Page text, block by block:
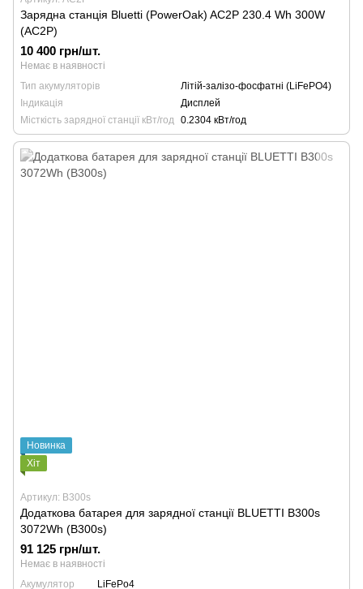
Зарядна станція Bluetti (PowerOak) AC2P 230.4 Wh 300W
(AC2P)
10 400 грн/шт.
Немає в наявності
Тип акумуляторів
Літій-залізо-фосфатні (LiFePO4)
Індикація
Дисплей
Місткість зарядної станції кВт/год 0.2304 кВт/год
Новинка
Хіт
Артикул: B300s
Додаткова батарея для зарядної станції BLUETTI B300s
3072Wh (B300s)
91 125 грн/шт.
Немає в наявності
Акумулятор
LiFePo4